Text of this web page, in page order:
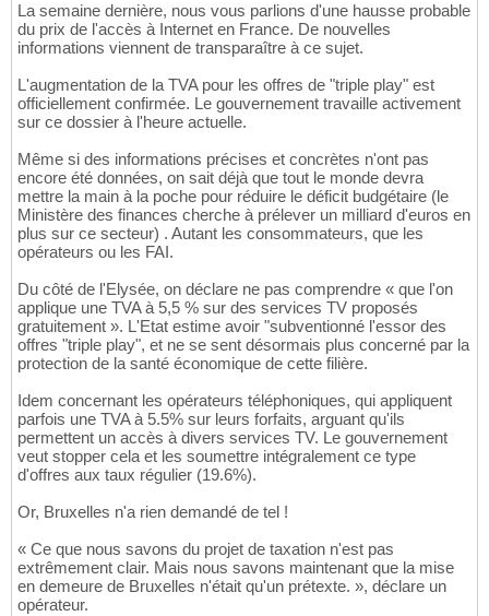
La semaine dernière, nous vous parlions d'une hausse probable
du prix de l'accès à Internet en France. De nouvelles
informations viennent de transparaître à ce sujet.
L'augmentation de la TVA pour les offres de "triple play" est
officiellement confirmée. Le gouvernement travaille activement
sur ce dossier à l'heure actuelle.
Même si des informations précises et concrètes n'ont pas
encore été données, on sait déjà que tout le monde devra
mettre la main à la poche pour réduire le déficit budgétaire (le
Ministère des finances cherche à prélever un milliard d'euros en
plus sur ce secteur) . Autant les consommateurs, que les
opérateurs ou les FAI.
Du côté de l'Elysée, on déclare ne pas comprendre « que l'on
applique une TVA à 5,5 % sur des services TV proposés
gratuitement ». L'Etat estime avoir "subventionné l'essor des
offres "triple play", et ne se sent désormais plus concerné par la
protection de la santé économique de cette filière.
Idem concernant les opérateurs téléphoniques, qui appliquent
parfois une TVA à 5.5% sur leurs forfaits, arguant qu'ils
permettent un accès à divers services TV. Le gouvernement
veut stopper cela et les soumettre intégralement ce type
d'offres aux taux régulier (19.6%).
Or, Bruxelles n'a rien demandé de tel !
« Ce que nous savons du projet de taxation n'est pas
extrêmement clair. Mais nous savons maintenant que la mise
en demeure de Bruxelles n'était qu'un prétexte. », déclare un
opérateur.